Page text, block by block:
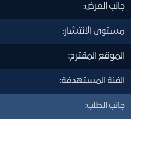
جانب العرض:
مستوى الانتشار:
الموقع المقترح:
الفئة المستهدفة:
جانب الطلب: